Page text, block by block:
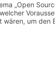
„Open
um